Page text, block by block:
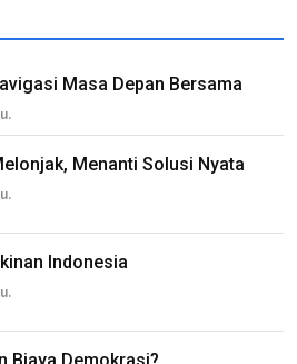
Masa Depan Bersama
Menanti Solusi Nyata
Indonesia